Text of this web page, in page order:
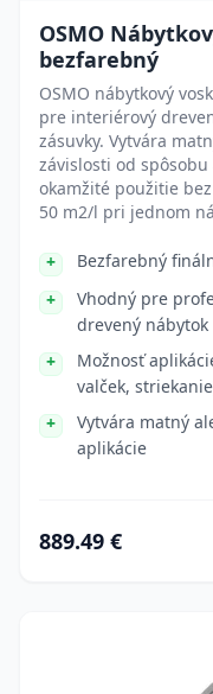
OSMO
bezfarebný
OSMO nábytkový
pre interiérový
zásuvky. Vytvára
závislosti od
okamžité použitie
50 m2/l pri jednom
Bezfarebný
Vhodný pre
drevený nábytok
Možnosť
valček,
Vytvára matný
aplikácie
889.49 €